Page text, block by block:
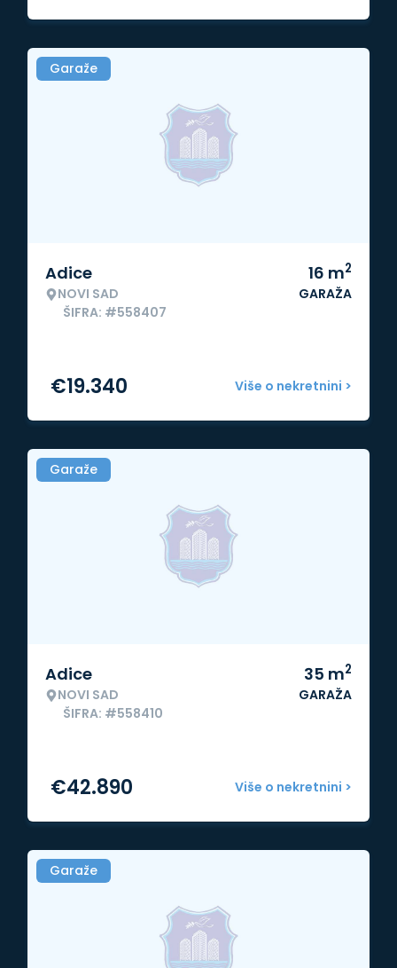
Garaže
Adice
NOVI SAD
ŠIFRA: #558407
16 m2
GARAŽA
Više o nekretnini >
€19.340
Garaže
Adice
NOVI SAD
ŠIFRA: #558410
35 m2
GARAŽA
Više o nekretnini >
€42.890
Garaže